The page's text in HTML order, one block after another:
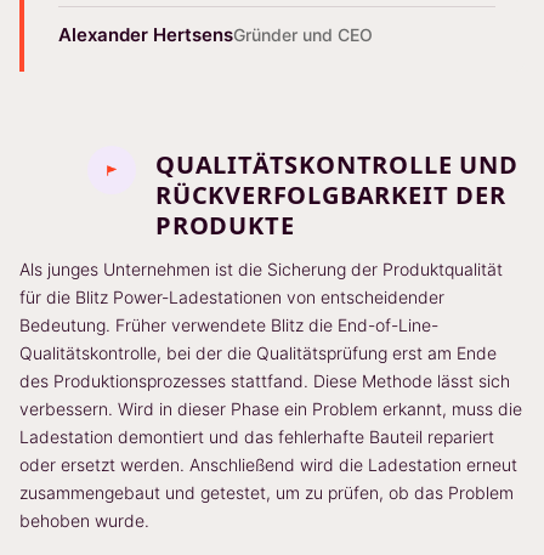
Alexander HertsensGründer und CEO
QUALITÄTSKONTROLLE UND
RÜCKVERFOLGBARKEIT DER
PRODUKTE
Als junges Unternehmen ist die Sicherung der Produktqualität
für die Blitz Power-Ladestationen von entscheidender
Bedeutung. Früher verwendete Blitz die End-of-Line-
Qualitätskontrolle, bei der die Qualitätsprüfung erst am Ende
des Produktionsprozesses stattfand. Diese Methode lässt sich
verbessern. Wird in dieser Phase ein Problem erkannt, muss die
Ladestation demontiert und das fehlerhafte Bauteil repariert
oder ersetzt werden. Anschließend wird die Ladestation erneut
zusammengebaut und getestet, um zu prüfen, ob das Problem
behoben wurde.